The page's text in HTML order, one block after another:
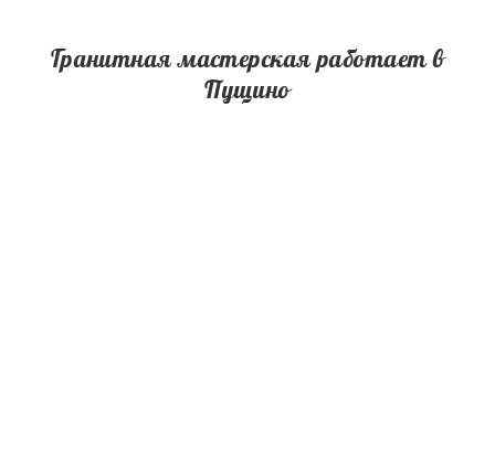
Гранитная мастерская работает в
Пущино